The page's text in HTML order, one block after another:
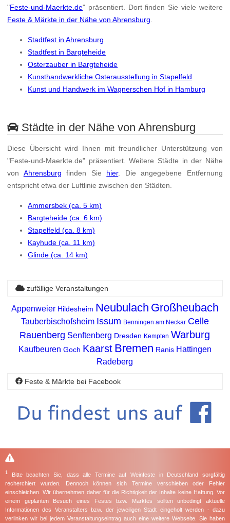
"Feste-und-Maerkte.de" präsentiert. Dort finden Sie viele weitere
Feste & Märkte in der Nähe von Ahrensburg.
Stadtfest in Ahrensburg
Stadtfest in Bargteheide
Osterzauber in Bargteheide
Kunsthandwerkliche Osterausstellung in Stapelfeld
Kunst und Handwerk im Wagnerschen Hof in Hamburg
Städte in der Nähe von Ahrensburg
Diese Übersicht wird Ihnen mit freundlicher Unterstützung von
"Feste-und-Maerkte.de" präsentiert. Weitere Städte in der Nähe
von Ahrensburg finden Sie hier. Die angegebene Entfernung
entspricht etwa der Luftlinie zwischen den Städten.
Ammersbek (ca. 5 km)
Bargteheide (ca. 6 km)
Stapelfeld (ca. 8 km)
Kayhude (ca. 11 km)
Glinde (ca. 14 km)
zufällige Veranstaltungen
Appenweier Hildesheim Neubulach Großheubach
Tauberbischofsheim Issum Benningen am Neckar Celle
Rauenberg Senftenberg Dresden Kempten Warburg
Kaufbeuren Goch Kaarst Bremen Ranis Hattingen
Radeberg
Feste & Märkte bei Facebook
1 Bitte beachten Sie, dass alle Termine auf Weinfeste in Deutschland sorgfältig
recherchiert wurden. Dennoch können sich Termine verschieben oder Fehler
einschleichen. Wir übernehmen daher für die Richtigkeit der Inhalte keine Haftung. Vor
einem geplanten Besuch eines Festes bzw. Marktes sollten unbedingt aktuelle
Informationen des Veranstalters bzw. der jeweiligen Stadt eingeholt werden - dazu
verlinken wir bei jedem Veranstaltungseintrag auch eine weitere Webseite. Sie haben